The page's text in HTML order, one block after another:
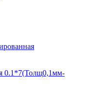
0.1*7(Толщ0,1мм-